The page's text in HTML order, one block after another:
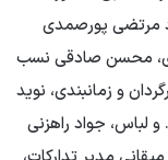
مرتضی پورصمدی
محسن صادقی نسب
و زمانبندی، نوید
لباس، جواد راهزنی